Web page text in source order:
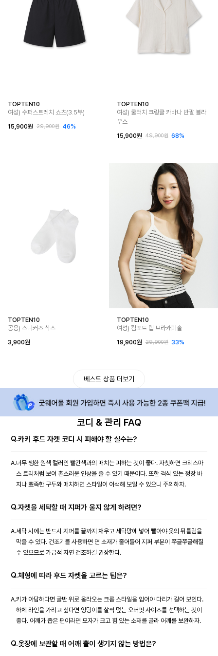
TOPTEN10
여성) 수퍼스트레치 쇼츠(3.5부)
15,900원
29,900원 46%
TOPTEN10
여성) 쿨터치 크링클 카바나 반팔 블라
우스
15,900원
49,900원 68%
TOPTEN10
공용) 스니커즈 삭스
3,900원
TOPTEN10
여성) 컴포트 립 브라캐미솔
19,900원
29,900원 33%
베스트 상품 더보기
코디 & 관리 FAQ
Q.카키 후드 자켓 코디 시 피해야 할 실수는?
A.너무 쨍한 원색 컬러인 빨간색과의 매치는 피하는 것이 좋다. 자칫하면 크리스마
스 트리처럼 보여 촌스러운 인상을 줄 수 있기 때문이다. 또한 격식 있는 정장 바
지나 뾰족한 구두와 매치하면 스타일이 어색해 보일 수 있으니 주의하자.
Q.자켓을 세탁할 때 지퍼가 울지 않게 하려면?
A.세탁 시에는 반드시 지퍼를 끝까지 채우고 세탁망에 넣어 빨아야 옷의 뒤틀림을
막을 수 있다. 건조기를 사용하면 면 소재가 줄어들어 지퍼 부분이 쭈글쭈글해질
수 있으므로 가급적 자연 건조하길 권장한다.
Q.체형에 따라 후드 자켓을 고르는 팁은?
A.키가 아담하다면 골반 위로 올라오는 크롭 스타일을 입어야 다리가 길어 보인다.
하체 라인을 가리고 싶다면 엉덩이를 살짝 덮는 오버핏 사이즈를 선택하는 것이
좋다. 어깨가 좁은 편이라면 모자가 크고 힘 있는 소재를 골라 어깨를 보완하자.
Q.옷장에 보관할 때 어깨 뿔이 생기지 않는 방법은?